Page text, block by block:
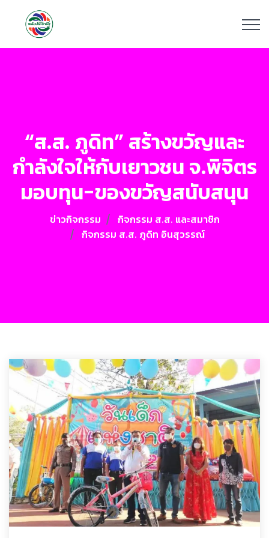
“ส.ส. ภูดิท” สร้างขวัญและ
กำลังใจให้กับเยาวชน จ.พิจิตร
มอบทุน-ของขวัญสนับสนุน
ข่าวกิจกรรม
กิจกรรม ส.ส. และสมาชิก
กิจกรรม ส.ส. ภูดิท อินสุวรรณ์